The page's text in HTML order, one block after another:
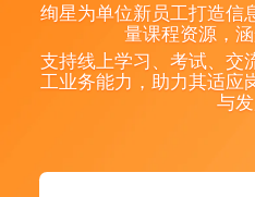
绚星为单位新员工打造信
量课程资源，
支持线上学习、考试、交
工业务能力，助力其适应
与